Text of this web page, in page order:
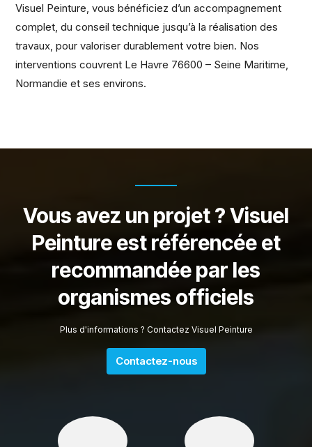
Visuel Peinture, vous bénéficiez d’un accompagnement
complet, du conseil technique jusqu’à la réalisation des
travaux, pour valoriser durablement votre bien. Nos
interventions couvrent Le Havre 76600 – Seine Maritime,
Normandie et ses environs.
Vous avez un projet ? Visuel
Peinture est référencée et
recommandée par les
organismes officiels
Plus d'informations ? Contactez Visuel Peinture
Contactez-nous